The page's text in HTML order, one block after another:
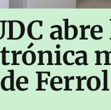
abre
Ferrol